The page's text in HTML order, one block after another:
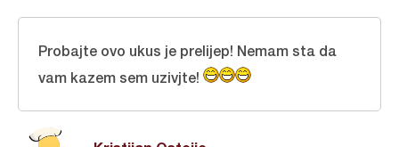
Probajte ovo ukus je prelijep! Nemam sta da
vam kazem sem uzivjte!